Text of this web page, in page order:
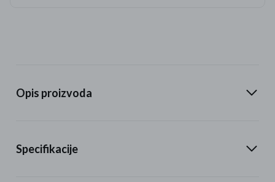
Opis proizvoda
Specifikacije